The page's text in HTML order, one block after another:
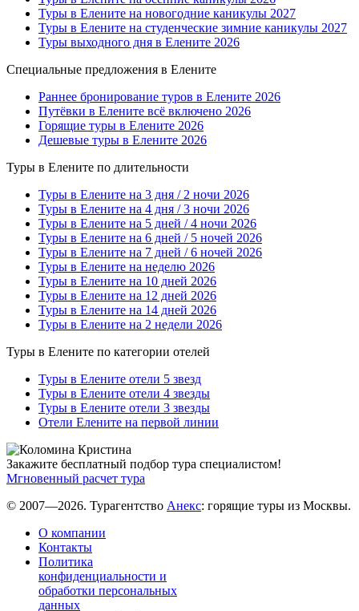
Туры в Елените на новогодние каникулы 2027
Туры в Елените на студенческие зимние каникулы 2027
Туры выходного дня в Елените 2026
Специальные предложения в Елените
Раннее бронирование туров в Елените 2026
Путёвки в Елените всё включено 2026
Горящие туры в Елените 2026
Дешевые туры в Елените 2026
Туры в Елените по длительности
Туры в Елените на 3 дня / 2 ночи 2026
Туры в Елените на 4 дня / 3 ночи 2026
Туры в Елените на 5 дней / 4 ночи 2026
Туры в Елените на 6 дней / 5 ночей 2026
Туры в Елените на 7 дней / 6 ночей 2026
Туры в Елените на неделю 2026
Туры в Елените на 10 дней 2026
Туры в Елените на 12 дней 2026
Туры в Елените на 14 дней 2026
Туры в Елените на 2 недели 2026
Туры в Елените по категории отелей
Туры в Елените отели 5 звезд
Туры в Елените отели 4 звезды
Туры в Елените отели 3 звезды
Отели Елените на первой линии
Закажите бесплатный подбор тура специалистом!
Мгновенный расчет тура
© 2007—2026. Турагентство Анекс: горящие туры из Москвы.
О компании
Контакты
Политика
конфиденциальности и
обработки персональных
данных